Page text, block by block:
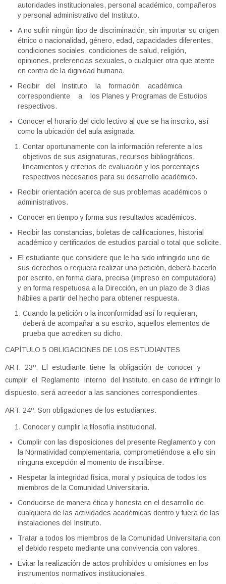
autoridades institucionales, personal académico, compañeros
y personal administrativo del Instituto.
A no sufrir ningún tipo de discriminación, sin importar su origen
étnico o nacionalidad, género, edad, capacidades diferentes,
condiciones sociales, condiciones de salud, religión,
opiniones, preferencias sexuales, o cualquier otra que atente
en contra de la dignidad humana.
Recibir del Instituto la formación académica
correspondiente a los Planes y Programas de Estudios
respectivos.
Conocer el horario del ciclo lectivo al que se ha inscrito, así
como la ubicación del aula asignada.
Contar oportunamente con la información referente a los
objetivos de sus asignaturas, recursos bibliográficos,
lineamientos y criterios de evaluación y los porcentajes
respectivos necesarios para su desarrollo académico.
Recibir orientación acerca de sus problemas académicos o
administrativos.
Conocer en tiempo y forma sus resultados académicos.
Recibir las constancias, boletas de calificaciones, historial
académico y certificados de estudios parcial o total que solicite.
El estudiante que considere que le ha sido infringido uno de
sus derechos o requiera realizar una petición, deberá hacerlo
por escrito, en forma clara, precisa (impreso en computadora)
y en forma respetuosa a la Dirección, en un plazo de 3 días
hábiles a partir del hecho para obtener respuesta.
Cuando la petición o la inconformidad así lo requieran,
deberá de acompañar a su escrito, aquellos elementos de
prueba que acrediten su dicho.
CAPÍTULO 5 OBLIGACIONES DE LOS ESTUDIANTES
ART. 23º. El estudiante tiene la obligación de conocer y
cumplir el Reglamento Interno del Instituto, en caso de infringir lo
dispuesto, será acreedor a las sanciones correspondientes.
ART. 24º. Son obligaciones de los estudiantes:
Conocer y cumplir la filosofía institucional.
Cumplir con las disposiciones del presente Reglamento y con
la Normatividad complementaria, comprometiéndose a ello sin
ninguna excepción al momento de inscribirse.
Respetar la integridad física, moral y psíquica de todos los
miembros de la Comunidad Universitaria.
Conducirse de manera ética y honesta en el desarrollo de
cualquiera de las actividades académicas dentro y fuera de las
instalaciones del Instituto.
Tratar a todos los miembros de la Comunidad Universitaria con
el debido respeto mediante una convivencia con valores.
Evitar la realización de actos prohibidos u omisiones en los
instrumentos normativos institucionales.